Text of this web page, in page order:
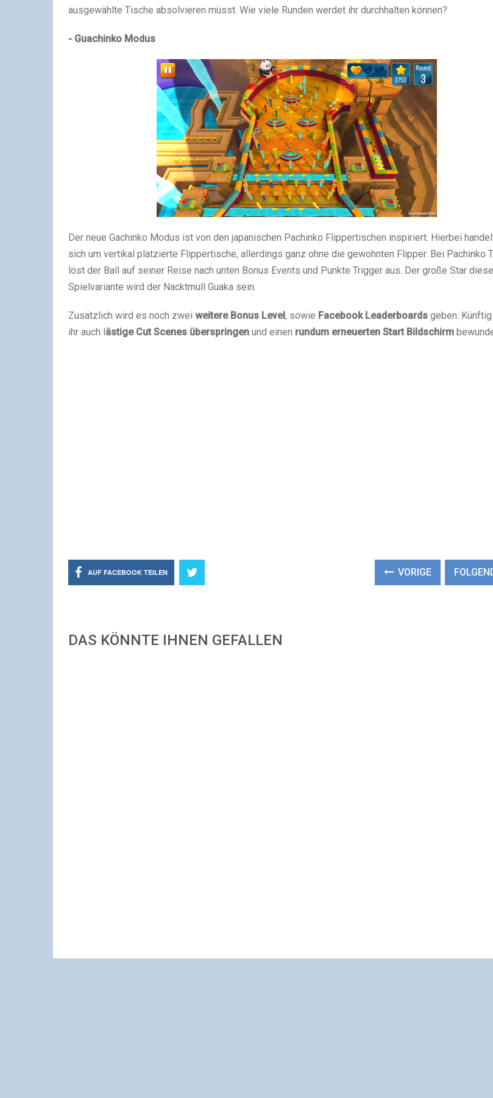
ausgewählte Tische absolvieren müsst. Wie viele Runden werdet ihr durchhalten können?
- Guachinko Modus
Der neue Gachinko Modus ist von den japanischen Pachinko Flippertischen inspiriert. Hierbei
sich um vertikal platzierte Flippertische, allerdings ganz ohne die gewohnten Flipper. Bei Pachinko
löst der Ball auf seiner Reise nach unten Bonus Events und Punkte Trigger aus. Der große Star
Spielvariante wird der Nacktmull Guaka sein.
Zusätzlich wird es noch zwei weitere Bonus Level, sowie FacebookLeaderboards geben.
ihr auch lästige Cut Scenes überspringen und einen rundum erneuerten Start Bildschirm
AUF FACEBOOK TEILEN VORIGE
DAS KÖNNTE IHNEN GEFALLEN